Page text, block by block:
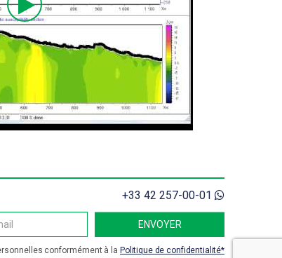
+33 42 257-00-01
conformément à la Politique de confidentialité